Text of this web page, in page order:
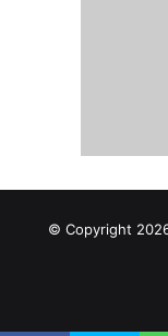
© Copyright